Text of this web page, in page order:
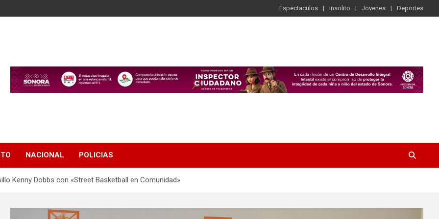
Espectaculos Insolito Jovenes Deportes
NACIONAL POLICIAS
Kenny Dobbs con «Street Basketball en Comunidad»